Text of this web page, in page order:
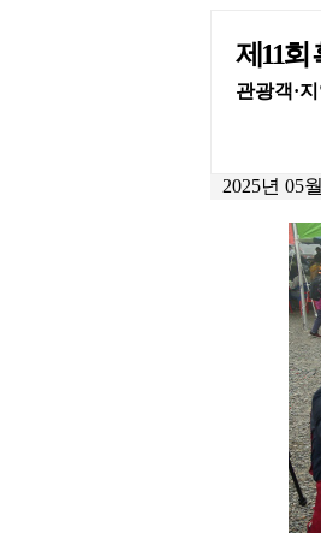
제11회
관광객·
2025년 05